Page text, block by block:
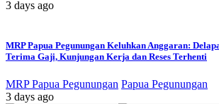
3 days ago
MRP Papua Pegunungan Keluhkan Anggaran:
Terima Gaji, Kunjungan Kerja dan Reses Terhenti
MRP Papua Pegunungan Papua Pegunungan
3 days ago